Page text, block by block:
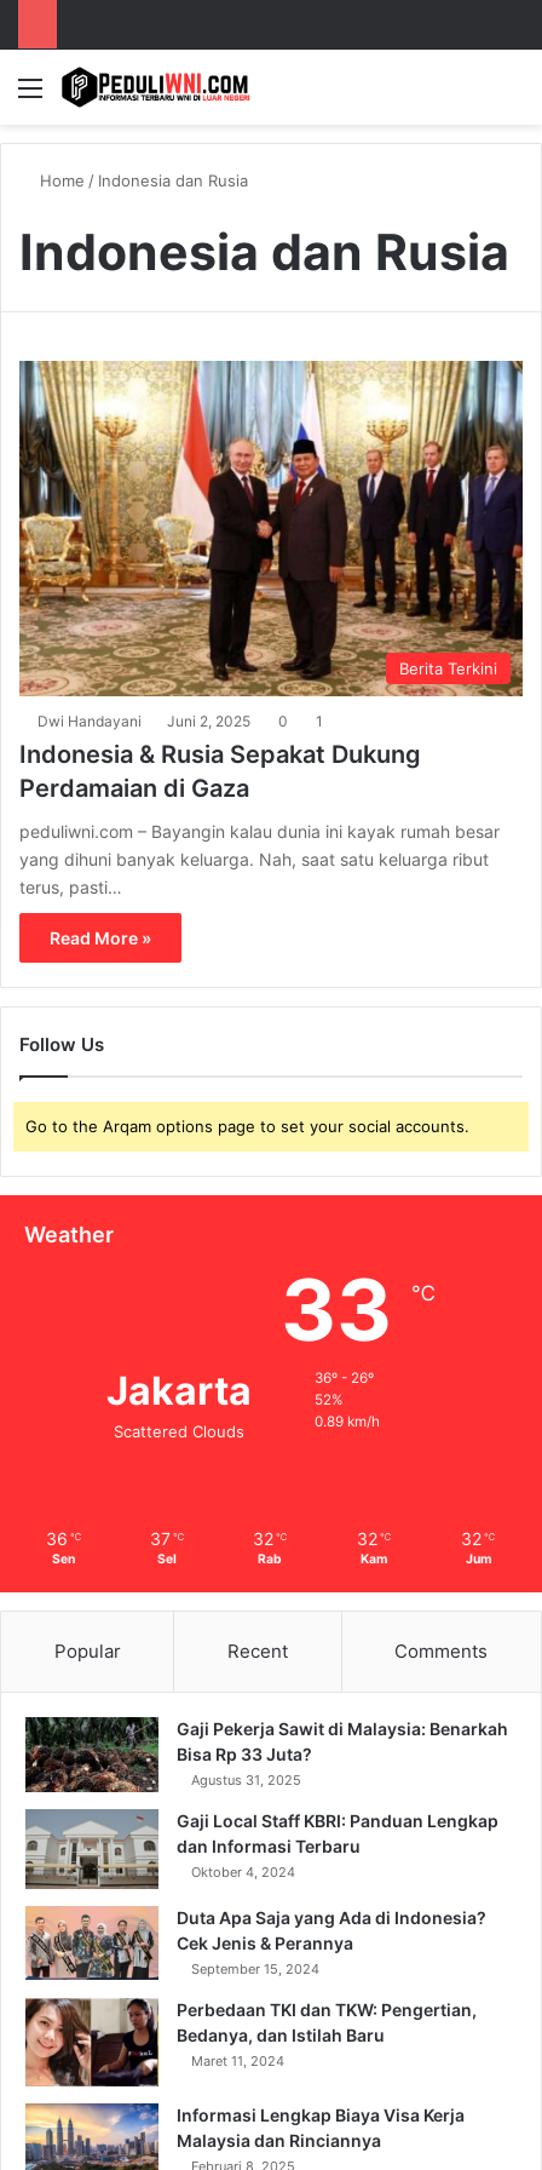
Menu
Home / Indonesia dan Rusia
Indonesia dan Rusia
Berita Terkini
Dwi Handayani Juni 2, 2025 0 1
Indonesia & Rusia Sepakat Dukung
Perdamaian di Gaza
peduliwni.com – Bayangin kalau dunia ini kayak rumah besar
yang dihuni banyak keluarga. Nah, saat satu keluarga ribut
terus, pasti…
Read More »
Follow Us
Go to the Arqam options page to set your social accounts.
Weather
Jakarta
Scattered Clouds
33 ℃
36º - 26º
52%
0.89 km/h
36 ℃
Sen
37 ℃
Sel
32 ℃
Rab
32 ℃
Kam
32 ℃
Jum
Popular Recent Comments
Gaji Pekerja Sawit di Malaysia: Benarkah
Bisa Rp 33 Juta?
Agustus 31, 2025
Gaji Local Staff KBRI: Panduan Lengkap
dan Informasi Terbaru
Oktober 4, 2024
Duta Apa Saja yang Ada di Indonesia?
Cek Jenis & Perannya
September 15, 2024
Perbedaan TKI dan TKW: Pengertian,
Bedanya, dan Istilah Baru
Maret 11, 2024
Informasi Lengkap Biaya Visa Kerja
Malaysia dan Rinciannya
Februari 8, 2025